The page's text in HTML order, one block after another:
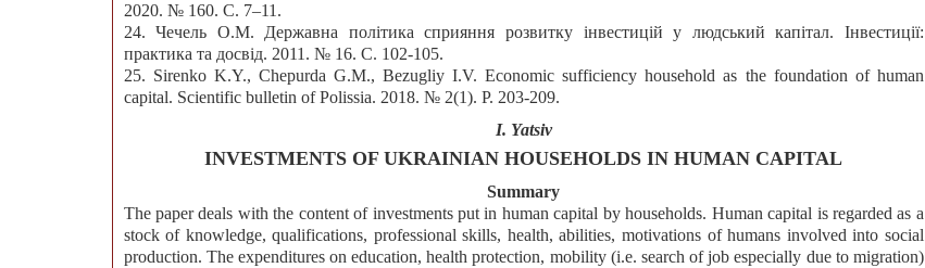
2020. № 160. С. 7–11.
24. Чечель О.М. Державна політика сприяння розвитку інвестицій у людський капітал. Інвестиції:
практика та досвід. 2011. № 16. С. 102-105.
25. Sirenko K.Y., Chepurda G.M., Bezuglіy І.V. Economic sufficiency household as the foundation of human
capital. Scientific bulletin of Polissia. 2018. № 2(1). P. 203-209.
I. Yatsiv
INVESTMENTS OF UKRAINIAN HOUSEHOLDS IN HUMAN CAPITAL
Summary
The paper deals with the content of investments put in human capital by households. Human capital is regarded as a
stock of knowledge, qualifications, professional skills, health, abilities, motivations of humans involved into social
production. The expenditures on education, health protection, mobility (i.e. search of job especially due to migration)